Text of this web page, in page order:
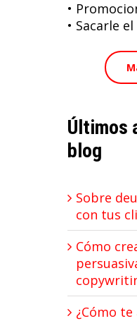
•
• Sacarle
Últimos
blog
Sobre
con tus
Cómo
¿Cómo